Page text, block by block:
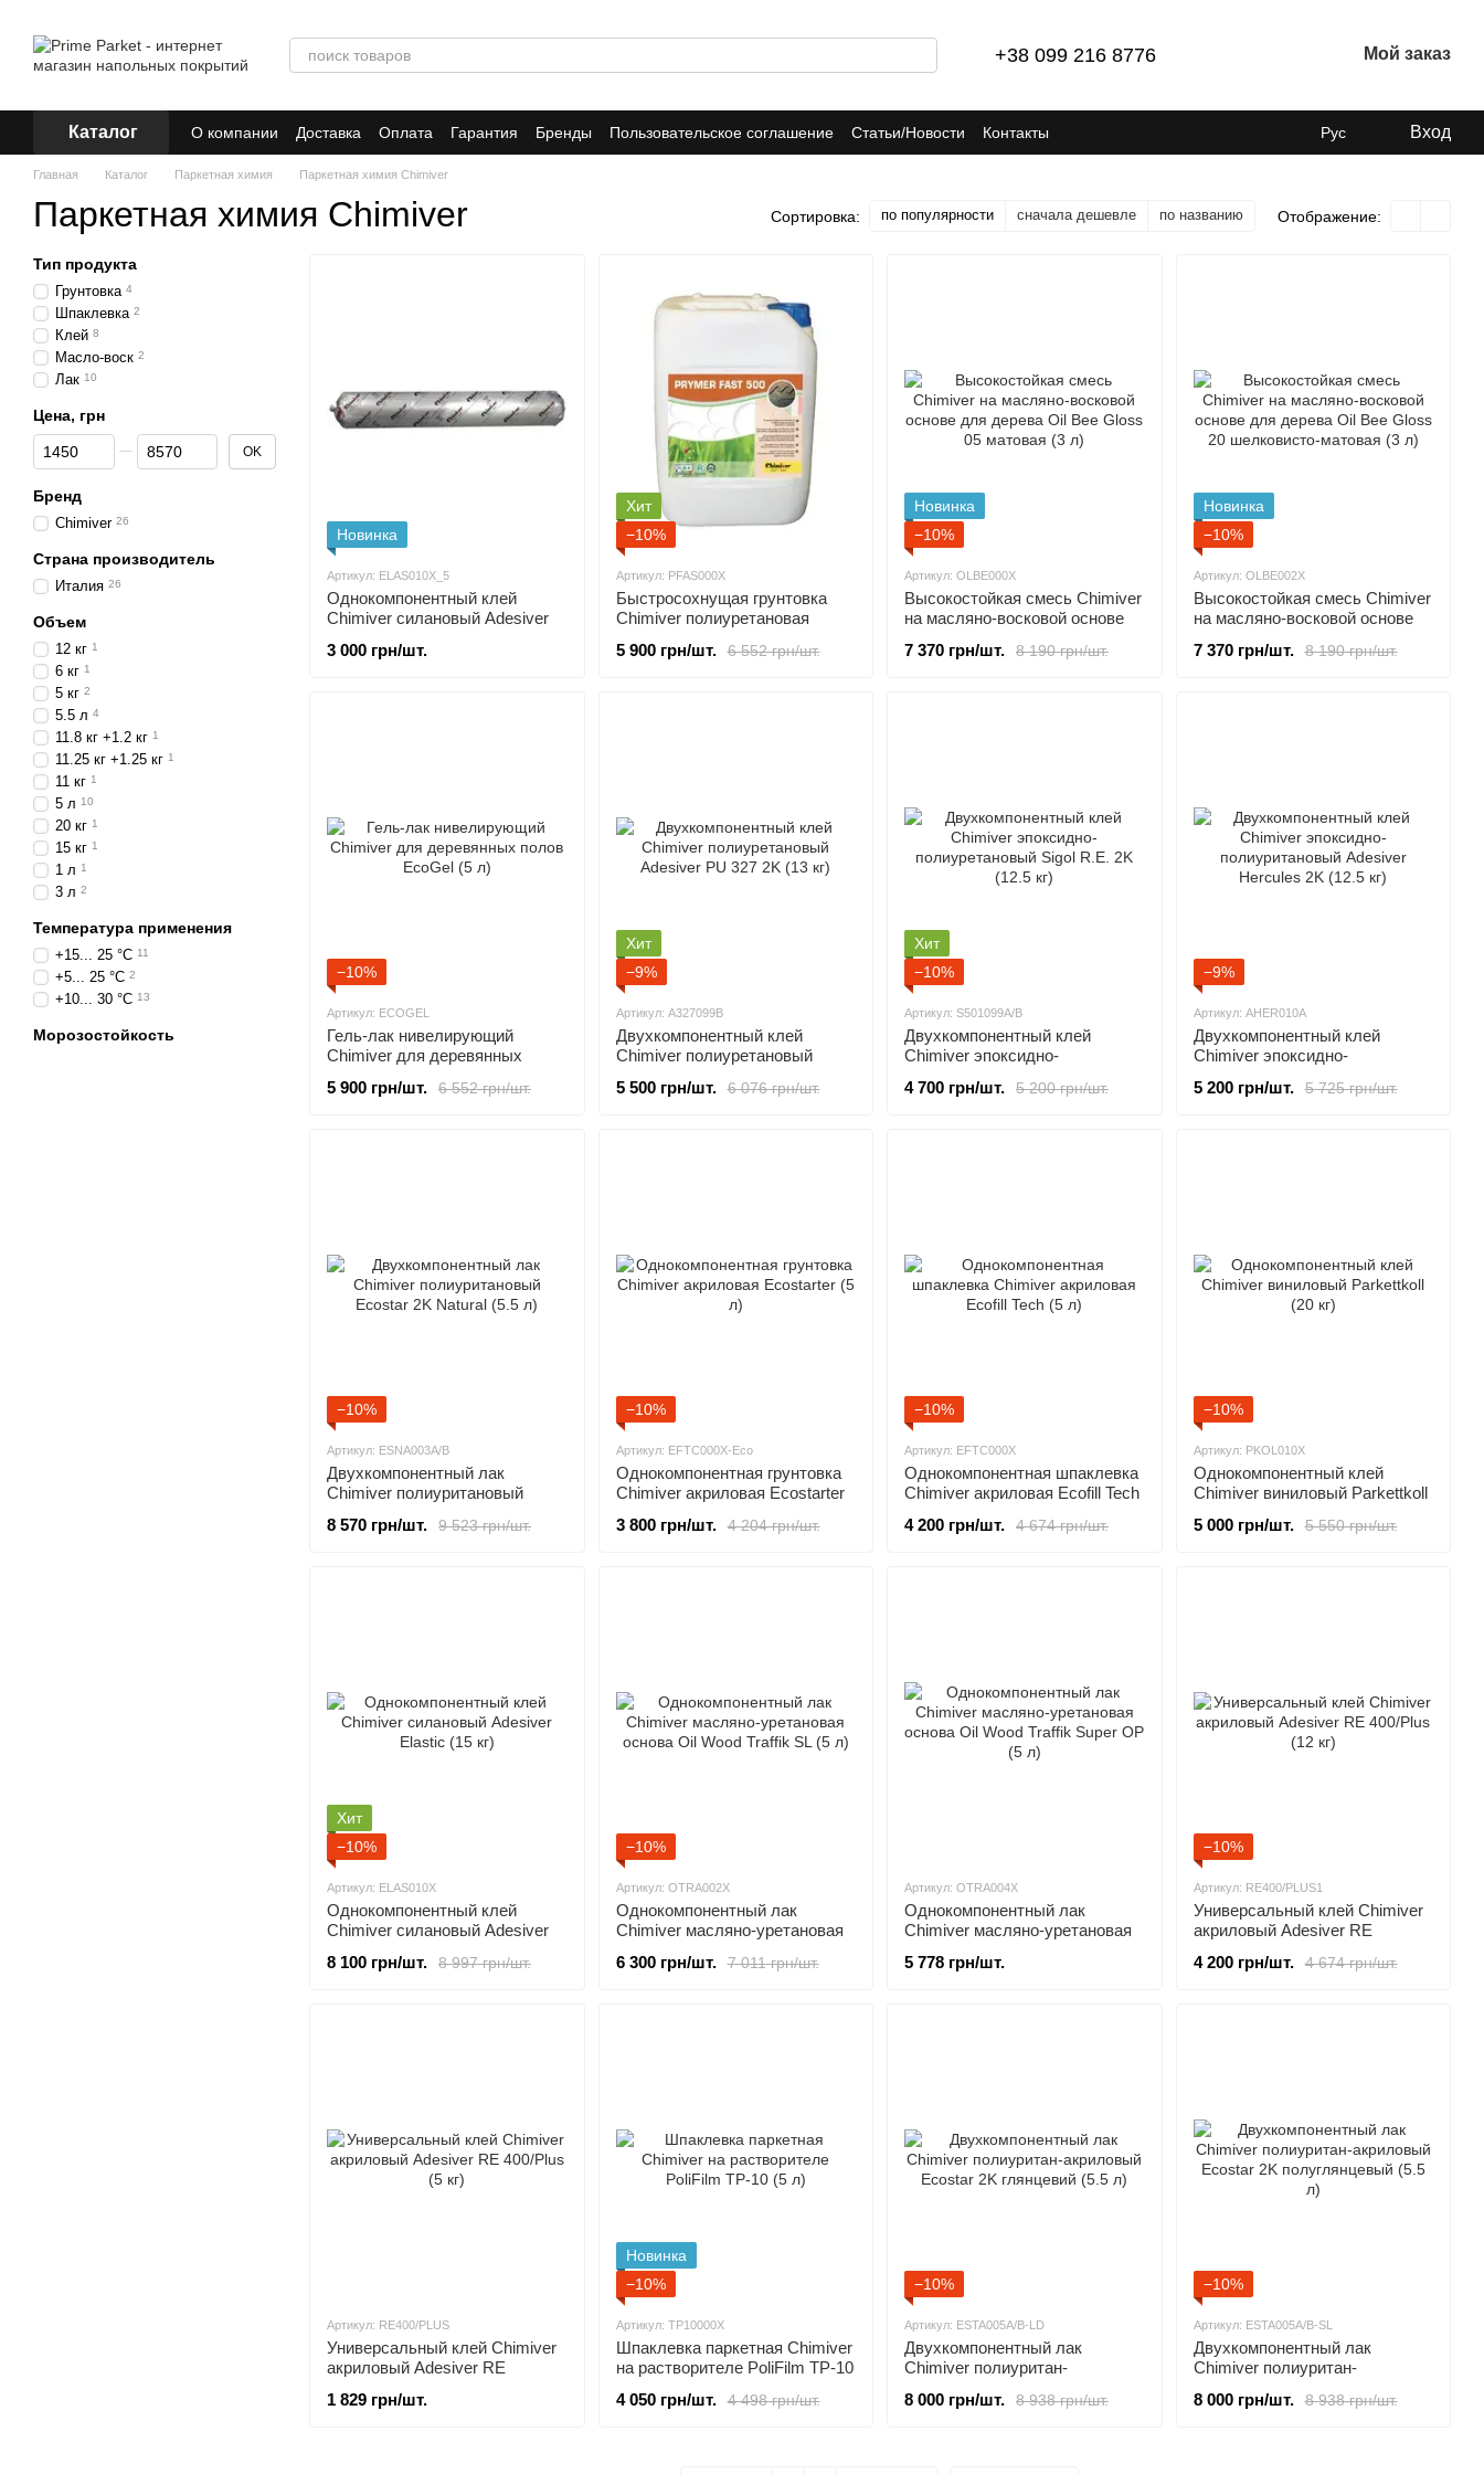
+38 099 216 8776 Мой заказ
Каталог О компании Доставка Оплата Гарантия Бренды Пользовательское соглашение Статьи/Новости Контакты Рус Вход
Главная Каталог Паркетная химия Паркетная химия Chimiver
Паркетная химия Chimiver Сортировка: по популярности сначала дешевле по названию Отображение:
Новинка
Артикул: ELAS010X_5
Однокомпонентный клей
Chimiver силановый Adesiver
3 000 грн/шт.
Хит
−10%
Артикул: PFAS000X
Быстросохнущая грунтовка
Chimiver полиуретановая
6 552 грн/шт.
5 900 грн/шт.
Новинка
−10%
Артикул: OLBE000X
Высокостойкая смесь Chimiver
на масляно-восковой основе
матовая (3 л)
8 190 грн/шт.
7 370 грн/шт.
Новинка
−10%
Артикул: OLBE002X
Высокостойкая смесь Chimiver
на масляно-восковой основе
шелковисто-матовая (3 л)
8 190 грн/шт.
7 370 грн/шт.
−10%
Артикул: ECOGEL
Гель-лак нивелирующий
Chimiver для деревянных
6 552 грн/шт.
5 900 грн/шт.
Хит
−9%
Артикул: A327099B
Двухкомпонентный клей
Chimiver полиуретановый
6 076 грн/шт.
5 500 грн/шт.
Хит
−10%
Артикул: S501099A/B
Двухкомпонентный клей
Chimiver эпоксидно-
(12.5 кг)
5 200 грн/шт.
4 700 грн/шт.
−9%
Артикул: AHER010A
Двухкомпонентный клей
Chimiver эпоксидно-
Hercules 2K (12.5 кг)5 725 грн/шт.
5 200 грн/шт.
−10%
Артикул: ESNA003A/B
Двухкомпонентный лак
Chimiver полиуритановый
9 523 грн/шт.
8 570 грн/шт.
−10%
Артикул: EFTC000X-Eco
Однокомпонентная грунтовка
Chimiver акриловая Ecostarter
4 204 грн/шт.
3 800 грн/шт.
−10%
Артикул: EFTC000X
Однокомпонентная шпаклевка
Chimiver акриловая Ecofill Tech
4 674 грн/шт.
4 200 грн/шт.
−10%
Артикул: PKOL010X
Однокомпонентный клей
Chimiver виниловый Parkettkoll
5 550 грн/шт.
5 000 грн/шт.
Хит
−10%
Артикул: ELAS010X
Однокомпонентный клей
Chimiver силановый Adesiver
8 997 грн/шт.
8 100 грн/шт.
−10%
Артикул: OTRA002X
Однокомпонентный лак
Chimiver масляно-уретановая
7 011 грн/шт.
6 300 грн/шт.
Артикул: OTRA004X
Однокомпонентный лак
Chimiver масляно-уретановая
OP (5 л)
5 778 грн/шт.
−10%
Артикул: RE400/PLUS1
Универсальный клей Chimiver
акриловый Adesiver RE
4 674 грн/шт.
4 200 грн/шт.
Артикул: RE400/PLUS
Универсальный клей Chimiver
акриловый Adesiver RE
1 829 грн/шт.
Новинка
−10%
Артикул: TP10000X
Шпаклевка паркетная Chimiver
на растворителе PoliFilm TP-10
4 498 грн/шт.
4 050 грн/шт.
−10%
Артикул: ESTA005A/B-LD
Двухкомпонентный лак
Chimiver полиуритан-
глянцевий (5.5 л)8 938 грн/шт.
8 000 грн/шт.
−10%
Артикул: ESTA005A/B-SL
Двухкомпонентный лак
Chimiver полиуритан-
полуглянцевый (5.5 л)
8 938 грн/шт.
8 000 грн/шт.
Тип продукта
Грунтовка 4
Шпаклевка 2
Клей 8
Масло-воск 2
Лак 10
Цена, грн
От Цена, грн
До Цена, грн OK
Бренд
Chimiver 26
Страна производитель
Италия 26
Объем
12 кг 1
6 кг 1
5 кг 2
5.5 л 4
11.8 кг +1.2 кг 1
11.25 кг +1.25 кг 1
11 кг 1
5 л 10
20 кг 1
15 кг 1
1 л 1
3 л 2
Температура применения
+15... 25 °C 11
+5... 25 °C 2
+10... 30 °C 13
Морозостойкость